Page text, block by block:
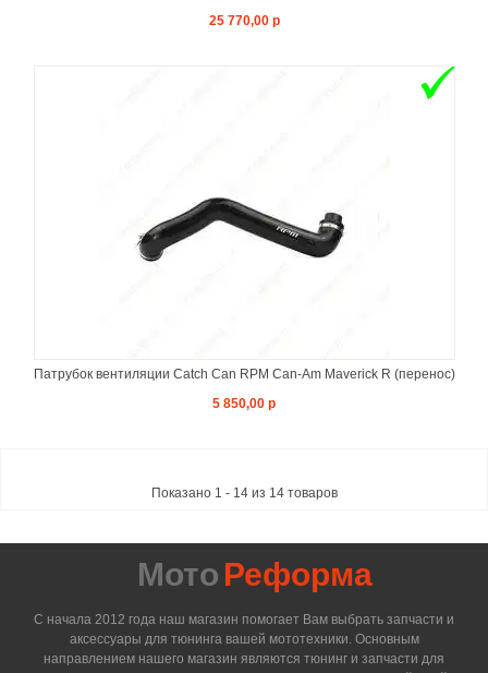
25 770,00 р
Патрубок вентиляции Catch Can RPM Can-Am Maverick R (перенос)
5 850,00 р
Показано 1 - 14 из 14 товаров
Мото Реформа
С начала 2012 года наш магазин помогает Вам выбрать запчасти и
аксессуары для тюнинга вашей мототехники. Основным
направлением нашего магазин являются тюнинг и запчасти для